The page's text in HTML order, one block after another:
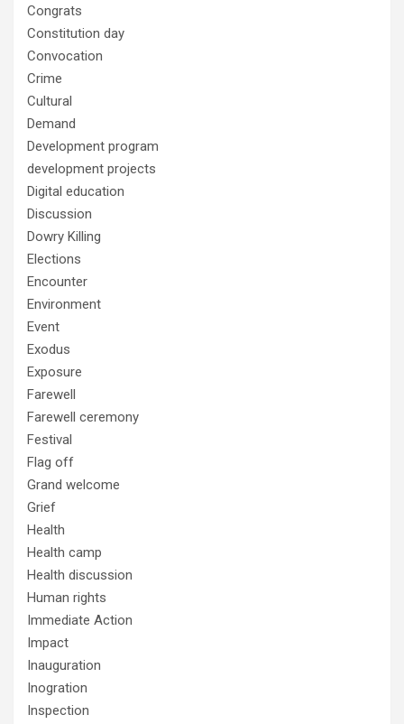
Congrats
Constitution day
Convocation
Crime
Cultural
Demand
Development program
development projects
Digital education
Discussion
Dowry Killing
Elections
Encounter
Environment
Event
Exodus
Exposure
Farewell
Farewell ceremony
Festival
Flag off
Grand welcome
Grief
Health
Health camp
Health discussion
Human rights
Immediate Action
Impact
Inauguration
Inogration
Inspection